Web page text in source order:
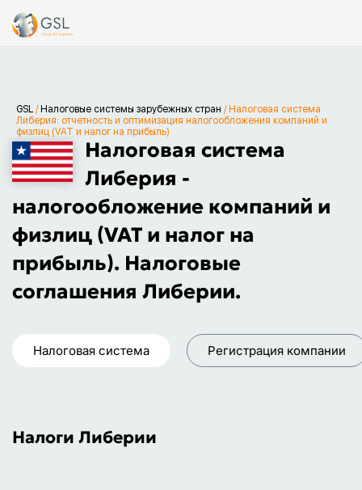
GSL / Налоговые системы зарубежных стран / Налоговая система
Либерия: отчетность и оптимизация налогообложения компаний и
физлиц (VAT и налог на прибыль)
Налоговая система
Либерия -
налогообложение компаний и
физлиц (VAT и налог на
прибыль). Налоговые
соглашения Либерии.
Регистрация компании
Налоговая система
Налоги Либерии